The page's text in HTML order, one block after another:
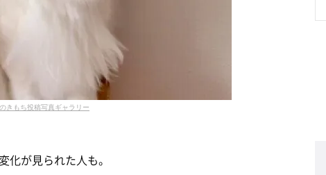
きもち投稿写真ギャラリー
が見られた人も。